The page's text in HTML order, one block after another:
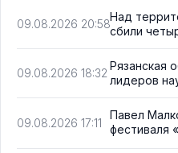
09.08.2026 20:58
Над
сбили
09.08.2026 18:32
Рязанская
лидеров
09.08.2026 17:11
Павел
фестиваля